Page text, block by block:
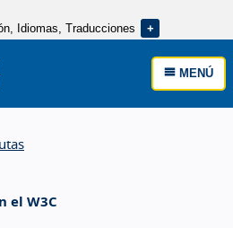
Idiomas, Traducciones
MENÚ
el W3C